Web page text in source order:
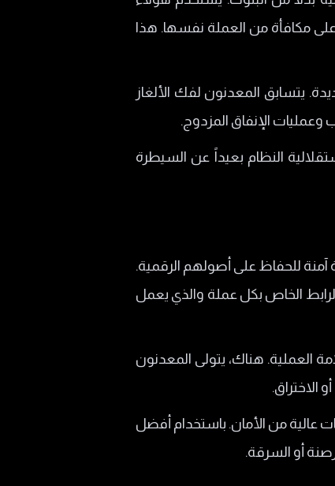
مكافأة من العملة نفسها. هذا
يتسابق المعدنون لفك الألغاز
الإنفاق المزدوج.
النظام بعيداً عن السيطرة
آمنة للحفاظ على أصولهم الرقمية.
الخاص بكل عملة والذي يعمل
العملية. هناك، يتولى المعدنون
الاختراق.
عالية من الأمان. باستخدام أفضل
أو السرقة.